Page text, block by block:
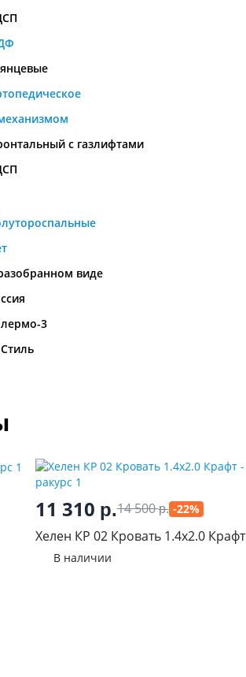
с газлифтами
виде
3
11 310 р.14 500р. -22%
Хелен КР 02 Кровать 1.4х2.0 Крафт
В наличии